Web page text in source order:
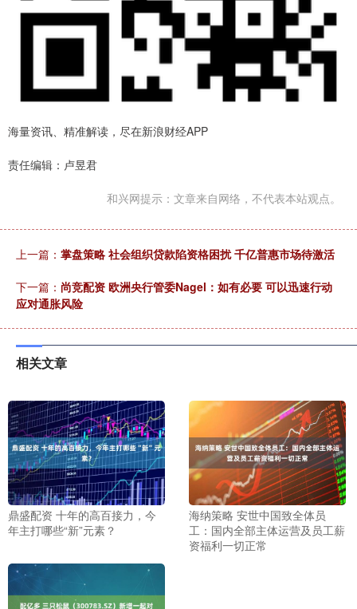
海量资讯、精准解读，尽在新浪财经APP
责任编辑：卢昱君
和兴网提示：文章来自网络，不代表本站观点。
上一篇： 掌盘策略 社会组织贷款陷资格困扰 千亿普惠市场待激活
下一篇： 尚竞配资 欧洲央行管委Nagel：如有必要 可以迅速行动
应对通胀风险
相关文章
鼎盛配资 十年的高百接力，今
年主打哪些“新”元素？
海纳策略 安世中国致全体员
工：国内全部主体运营及员工薪
资福利一切正常